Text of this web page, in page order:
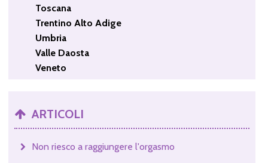
Toscana
Trentino Alto Adige
Umbria
Valle Daosta
Veneto
ARTICOLI
Non riesco a raggiungere l'orgasmo